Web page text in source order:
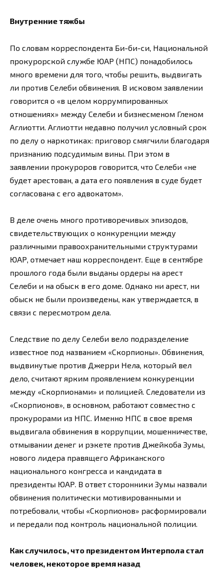
Внутренние тяжбы
По словам корреспондента Би-би-си, Национальной
прокурорской службе ЮАР (НПС) понадобилось
много времени для того, чтобы решить, выдвигать
ли против Селеби обвинения. В исковом заявлении
говорится о «в целом коррумпированных
отношениях» между Селеби и бизнесменом Гленом
Аглиотти. Аглиотти недавно получил условный срок
по делу о наркотиках: приговор смягчили благодаря
признанию подсудимым вины. При этом в
заявлении прокуроров говорится, что Селеби «не
будет арестован, а дата его появления в суде будет
согласована с его адвокатом».
В деле очень много противоречивых эпизодов,
свидетельствующих о конкуренции между
различными правоохранительными структурами
ЮАР, отмечает наш корреспондент. Еще в сентябре
прошлого года были выданы ордеры на арест
Селеби и на обыск в его доме. Однако ни арест, ни
обыск не были произведены, как утверждается, в
связи с пересмотром дела.
Следствие по делу Селеби вело подразделение
известное под названием «Скорпионы». Обвинения,
выдвинутые против Джерри Нела, который вел
дело, считают ярким проявлением конкуренции
между «Скорпионами» и полицией. Следователи из
«Скорпионов», в основном, работают совместно с
прокурорами из НПС. Именно НПС в свое время
выдвигала обвинения в коррупции, мошенничестве,
отмывании денег и рэкете против Джейкоба Зумы,
нового лидера правящего Африканского
национального конгресса и кандидата в
президенты ЮАР. В ответ сторонники Зумы назвали
обвинения политически мотивированными и
потребовали, чтобы «Скорпионов» расформировали
и передали под контроль национальной полиции.
Как случилось, что президентом Интерпола стал
человек, некоторое время назад